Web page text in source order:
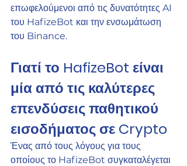
επωφελούμενοι από τις δυνατότητες AI
του HafizeBot και την ενσωμάτωση
του Binance.
Γιατί το HafizeBot είναι
μία από τις καλύτερες
επενδύσεις παθητικού
εισοδήματος σε Crypto
Ένας από τους λόγους για τους
οποίους το HafizeBot συγκαταλέγεται